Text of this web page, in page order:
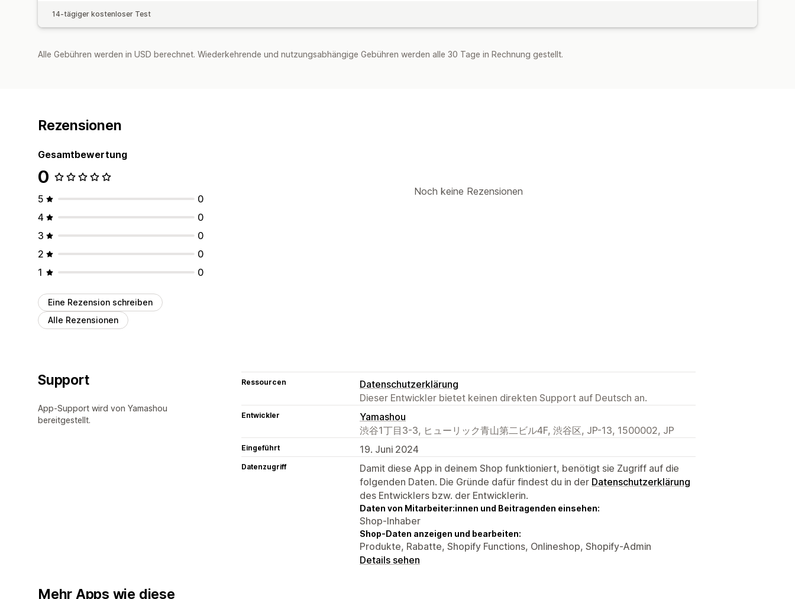
14-tägiger kostenloser Test
Alle Gebühren werden in USD berechnet. Wiederkehrende und nutzungsabhängige Gebühren werden alle 30 Tage in Rechnung gestellt.
Rezensionen
Gesamtbewertung
0
5
0
4
0
3
0
2
0
1
0
Eine Rezension schreiben
Alle Rezensionen
Noch keine Rezensionen
Support
App-Support wird von Yamashou
bereitgestellt.
Ressourcen
Datenschutzerklärung
Dieser Entwickler bietet keinen direkten Support auf Deutsch an.
Entwickler
Yamashou
渋谷1丁目3-3, ヒューリック青山第二ビル4F, 渋谷区, JP-13, 1500002, JP
Eingeführt 19. Juni 2024
Datenzugriff
Damit diese App in deinem Shop funktioniert, benötigt sie Zugriff auf die
folgenden Daten. Die Gründe dafür findest du in der Datenschutzerklärung
des Entwicklers bzw. der Entwicklerin.
Daten von Mitarbeiter:innen und Beitragenden einsehen:
Shop-Inhaber
Shop-Daten anzeigen und bearbeiten:
Produkte, Rabatte, Shopify Functions, Onlineshop, Shopify-Admin
Details sehen
Mehr Apps wie diese